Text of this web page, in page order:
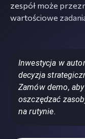
zespół może
wartościowe
Inwestycja w
decyzja
Zamów demo,
oszczędzać
na rutynie.